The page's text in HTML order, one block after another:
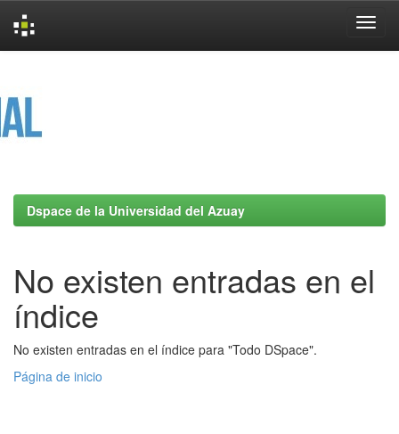
Dspace de la Universidad del Azuay
No existen entradas en el
índice
No existen entradas en el índice para "Todo DSpace".
Página de inicio